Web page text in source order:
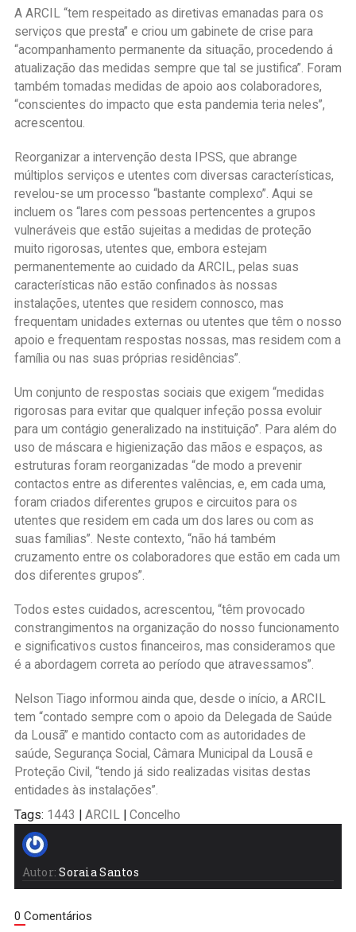
A ARCIL “tem respeitado as diretivas emanadas para os
serviços que presta” e criou um gabinete de crise para
“acompanhamento permanente da situação, procedendo á
atualização das medidas sempre que tal se justifica”. Foram
também tomadas medidas de apoio aos colaboradores,
“conscientes do impacto que esta pandemia teria neles”,
acrescentou.
Reorganizar a intervenção desta IPSS, que abrange
múltiplos serviços e utentes com diversas características,
revelou-se um processo “bastante complexo”. Aqui se
incluem os “lares com pessoas pertencentes a grupos
vulneráveis que estão sujeitas a medidas de proteção
muito rigorosas, utentes que, embora estejam
permanentemente ao cuidado da ARCIL, pelas suas
características não estão confinados às nossas
instalações, utentes que residem connosco, mas
frequentam unidades externas ou utentes que têm o nosso
apoio e frequentam respostas nossas, mas residem com a
família ou nas suas próprias residências”.
Um conjunto de respostas sociais que exigem “medidas
rigorosas para evitar que qualquer infeção possa evoluir
para um contágio generalizado na instituição”. Para além do
uso de máscara e higienização das mãos e espaços, as
estruturas foram reorganizadas “de modo a prevenir
contactos entre as diferentes valências, e, em cada uma,
foram criados diferentes grupos e circuitos para os
utentes que residem em cada um dos lares ou com as
suas famílias”. Neste contexto, “não há também
cruzamento entre os colaboradores que estão em cada um
dos diferentes grupos”.
Todos estes cuidados, acrescentou, “têm provocado
constrangimentos na organização do nosso funcionamento
e significativos custos financeiros, mas consideramos que
é a abordagem correta ao período que atravessamos”.
Nelson Tiago informou ainda que, desde o início, a ARCIL
tem “contado sempre com o apoio da Delegada de Saúde
da Lousã” e mantido contacto com as autoridades de
saúde, Segurança Social, Câmara Municipal da Lousã e
Proteção Civil, “tendo já sido realizadas visitas destas
entidades às instalações”.
Tags: 1443 ARCIL| Concelho
Autor: Soraia Santos
0 Comentários